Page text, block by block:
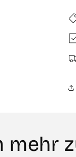
mehr